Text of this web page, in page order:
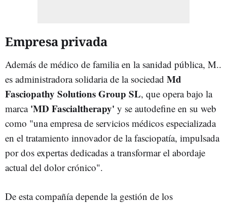
Empresa privada
Además de médico de familia en la sanidad pública, M..
es administradora solidaria de la sociedad Md
Fasciopathy Solutions Group SL, que opera bajo la
marca 'MD Fascialtherapy' y se autodefine en su web
como "una empresa de servicios médicos especializada
en el tratamiento innovador de la fasciopatía, impulsada
por dos expertas dedicadas a transformar el abordaje
actual del dolor crónico".
De esta compañía depende la gestión de los